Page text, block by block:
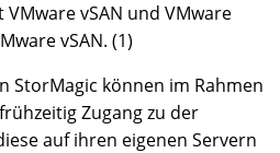
vSAN und VMware
vSAN. (1)
StorMagic können im Rahmen
Zugang zu der
auf ihren eigenen Servern